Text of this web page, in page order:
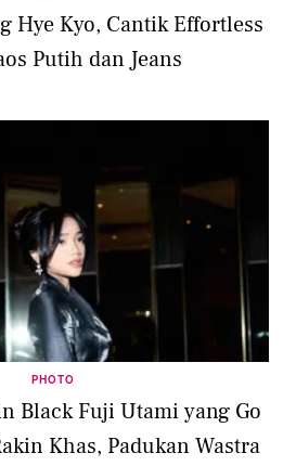
Hye Kyo, Cantik Effortless
Putih dan Jeans
PHOTO
Black Fuji Utami yang Go
Khas, Padukan Wastra